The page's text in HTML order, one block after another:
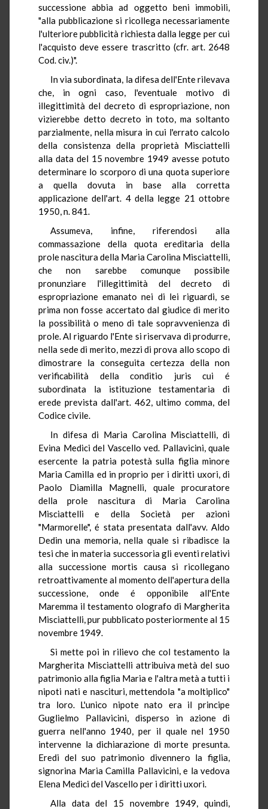
successione abbia ad oggetto beni immobili,
"alla pubblicazione si ricollega necessariamente
l'ulteriore pubblicità richiesta dalla legge per cui
l'acquisto deve essere trascritto (cfr. art. 2648
Cod. civ.)".
In via subordinata, la difesa dell'Ente rilevava
che, in ogni caso, l'eventuale motivo di
illegittimità del decreto di espropriazione, non
vizierebbe detto decreto in toto, ma soltanto
parzialmente, nella misura in cui l'errato calcolo
della consistenza della proprietà Misciattelli
alla data del 15 novembre 1949 avesse potuto
determinare lo scorporo di una quota superiore
a quella dovuta in base alla corretta
applicazione dell'art. 4 della legge 21 ottobre
1950, n. 841.
Assumeva, infine, riferendosi alla
commassazione della quota ereditaria della
prole nascitura della Maria Carolina Misciattelli,
che non sarebbe comunque possibile
pronunziare l'illegittimità del decreto di
espropriazione emanato nei di lei riguardi, se
prima non fosse accertato dal giudice di merito
la possibilità o meno di tale sopravvenienza di
prole. Al riguardo l'Ente si riservava di produrre,
nella sede di merito, mezzi di prova allo scopo di
dimostrare la conseguita certezza della non
verificabilità della conditio juris cui é
subordinata la istituzione testamentaria di
erede prevista dall'art. 462, ultimo comma, del
Codice civile.
In difesa di Maria Carolina Misciattelli, di
Evina Medici del Vascello ved. Pallavicini, quale
esercente la patria potestà sulla figlia minore
Maria Camilla ed in proprio per i diritti uxori, di
Paolo Diamilla Magnelli, quale procuratore
della prole nascitura di Maria Carolina
Misciattelli e della Società per azioni
"Marmorelle", é stata presentata dall'avv. Aldo
Dedin una memoria, nella quale si ribadisce la
tesi che in materia successoria gli eventi relativi
alla successione mortis causa si ricollegano
retroattivamente al momento dell'apertura della
successione, onde é opponibile all'Ente
Maremma il testamento olografo di Margherita
Misciattelli, pur pubblicato posteriormente al 15
novembre 1949.
Si mette poi in rilievo che col testamento la
Margherita Misciattelli attribuiva metà del suo
patrimonio alla figlia Maria e l'altra metà a tutti i
nipoti nati e nascituri, mettendola "a moltiplico"
tra loro. L'unico nipote nato era il principe
Guglielmo Pallavicini, disperso in azione di
guerra nell'anno 1940, per il quale nel 1950
intervenne la dichiarazione di morte presunta.
Eredi del suo patrimonio divennero la figlia,
signorina Maria Camilla Pallavicini, e la vedova
Elena Medici del Vascello per i diritti uxori.
Alla data del 15 novembre 1949, quindi,